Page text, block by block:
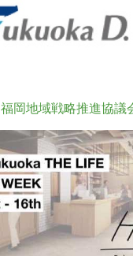
福岡地域戦略推進協議